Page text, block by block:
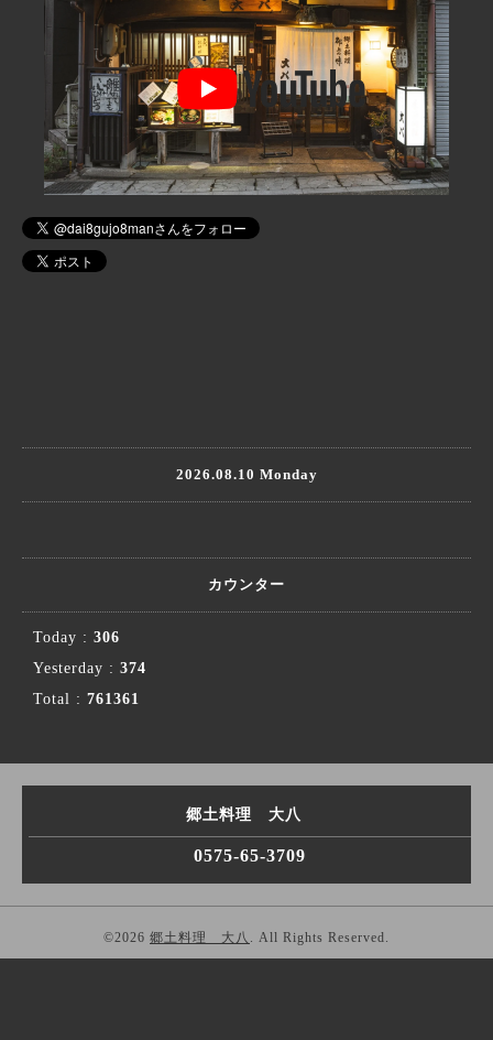
2026.08.10 Monday
カウンター
Today : 306
Yesterday : 374
Total : 761361
郷土料理 大八
0575-65-3709
©2026 郷土料理 大八 . All Rights Reserved.